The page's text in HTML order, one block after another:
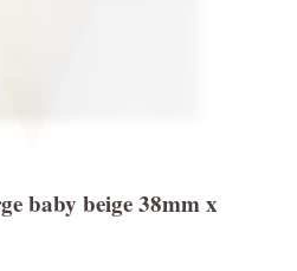
baby beige 38mm x